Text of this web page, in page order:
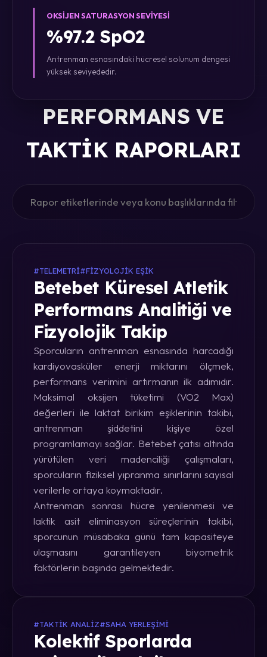
OKSIJEN SATURASYON SEVIYESI
%97.2 SpO2
Antrenman esnasındaki hücresel solunum dengesi
yüksek seviyededir.
PERFORMANS VE
TAKTIK RAPORLARI
#TELEMETRI#FIZYOLOJIK EŞIK
Betebet Küresel Atletik
Performans Analitiği ve
Fizyolojik Takip
Sporcuların antrenman esnasında harcadığı
kardiyovasküler enerji miktarını ölçmek,
performans verimini artırmanın ilk adımıdır.
Maksimal oksijen tüketimi (VO2 Max)
değerleri ile laktat birikim eşiklerinin takibi,
antrenman şiddetini kişiye özel
programlamayı sağlar. Betebet çatısı altında
yürütülen veri madenciliği çalışmaları,
sporcuların fiziksel yıpranma sınırlarını sayısal
verilerle ortaya koymaktadır.
Antrenman sonrası hücre yenilenmesi ve
laktik asit eliminasyon süreçlerinin takibi,
sporcunun müsabaka günü tam kapasiteye
ulaşmasını garantileyen biyometrik
faktörlerin başında gelmektedir.
#TAKTIK ANALIZ#SAHA YERLEŞIMI
Kolektif Sporlarda